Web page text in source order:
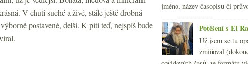
V chuti suché a živé, stále ještě drobná
postavené, delší. K pití teď, nejspíš bude
jméno, název časopisu či
Potěšení s El
Už jsem se tu
zmiňoval